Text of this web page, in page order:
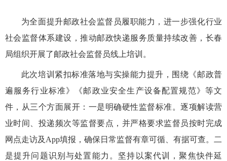
为全面提升邮政社会监督员履职能力，进一步强化行业
社会监督体系建设，推动邮政快递服务质量持续改善，长春
局组织开展了邮政社会监督员线上培训。
此次培训紧扣标准落地与实操能力提升，围绕《邮政普
遍服务行业标准》《邮政业安全生产设备配置规范》等文
件，从三个方面展开： 一是明确硬性监督标准。逐项解读营
业时间、投递频次等监督要点，并严格要求监督员按时完成
网点走访及App填报，确保日常监督有章可循、有据可查。二
是提升问题识别与处置能力。坚持以案代训，聚焦快件延